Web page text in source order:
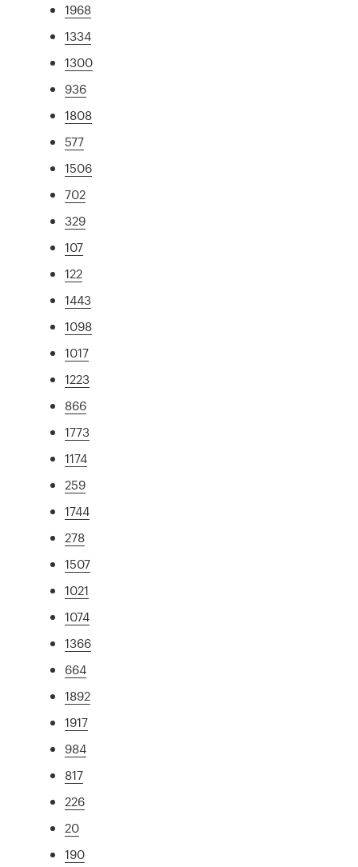
1968
1334
1300
936
1808
577
1506
702
329
107
122
1443
1098
1017
1223
866
1773
1174
259
1744
278
1507
1021
1074
1366
664
1892
1917
984
817
226
20
190